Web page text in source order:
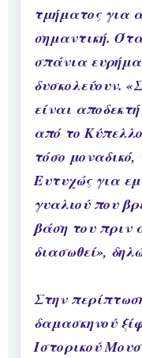
τμήματος για
σημαντική.
σπάνια
δυσκολεύουν.
είναι
από το
τόσο
Ευτυχώς για
γυαλιού που
βάση του πριν
διασωθεί»,
Στην
δαμασκηνού
Ιστορικού